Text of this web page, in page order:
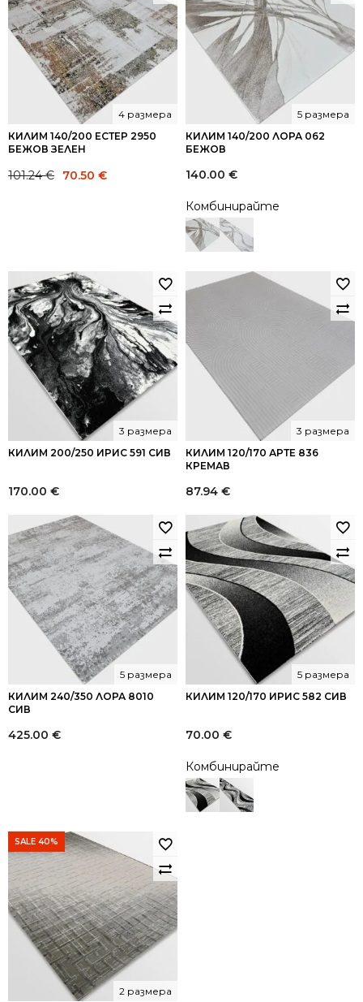
КИЛИМ 140/200 ЕСТЕР 2950
БЕЖОВ ЗЕЛЕН
4 размера
101.24€
Original 70.50 €
Current
КИЛИМ 140/200 ЛОРА 062
БЕЖОВ
5 размера
140.00 €
Комбинирайте
КИЛИМ 200/250 ИРИС 591 СИВ
3 размера
170.00 €
КИЛИМ 120/170 АРТЕ 836
КРЕМАВ
3 размера
87.94 €
КИЛИМ 240/350 ЛОРА 8010
СИВ
5 размера
425.00 €
КИЛИМ 120/170 ИРИС 582 СИВ
5 размера
70.00 €
Комбинирайте
SALE 40%
2 размера